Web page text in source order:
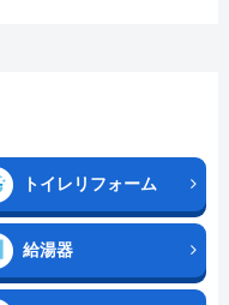
トイレリフォーム
給湯器